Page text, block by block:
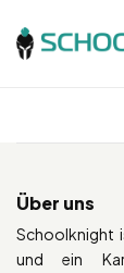
Über uns
Schoolknight
und ein